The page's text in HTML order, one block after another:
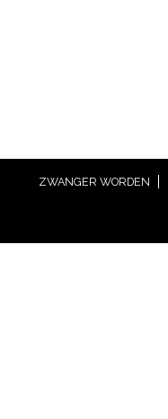
ZWANGER WORDEN